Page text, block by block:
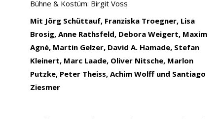
Bühne & Kostüm: Birgit Voss
Mit Jörg Schüttauf, Franziska Troegner, Lisa
Brosig, Anne Rathsfeld, Debora Weigert, Maxim
Agné, Martin Gelzer, David A. Hamade, Stefan
Kleinert, Marc Laade, Oliver Nitsche, Marlon
Putzke, Peter Theiss, Achim Wolff und Santiago
Ziesmer